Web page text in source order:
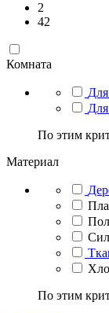
2
42
Комната
По этим
Материал
По этим